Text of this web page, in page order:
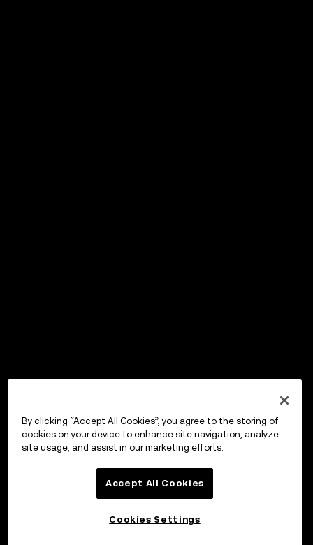
By clicking “Accept All Cookies”, you agree to the storing of
cookies on your device to enhance site navigation, analyze
site usage, and assist in our marketing efforts.
Accept All Cookies
Cookies Settings